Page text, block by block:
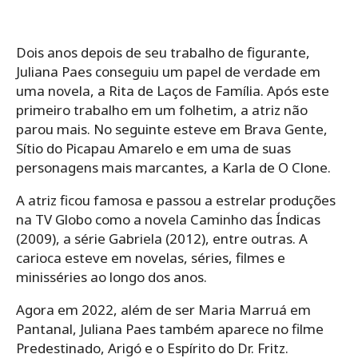
Dois anos depois de seu trabalho de figurante,
Juliana Paes conseguiu um papel de verdade em
uma novela, a Rita de Laços de Família. Após este
primeiro trabalho em um folhetim, a atriz não
parou mais. No seguinte esteve em Brava Gente,
Sítio do Picapau Amarelo e em uma de suas
personagens mais marcantes, a Karla de O Clone.
A atriz ficou famosa e passou a estrelar produções
na TV Globo como a novela Caminho das Índicas
(2009), a série Gabriela (2012), entre outras. A
carioca esteve em novelas, séries, filmes e
minisséries ao longo dos anos.
Agora em 2022, além de ser Maria Marruá em
Pantanal, Juliana Paes também aparece no filme
Predestinado, Arigó e o Espírito do Dr. Fritz.